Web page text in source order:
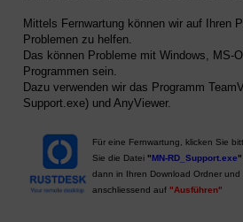
Mittels Fernwartung können wir auf Ihren
Problemen zu helfen.
Das können Probleme mit Windows, MS-
Programmen sein.
Dazu verwenden wir das Programm
Support.exe) und AnyViewer.
Für eine Fernwartung, klicken Sie
Sie die Datei "MN-RD_Support.exe"
dann in Ihren Download Ordner
anschliessend auf "Ausführen"